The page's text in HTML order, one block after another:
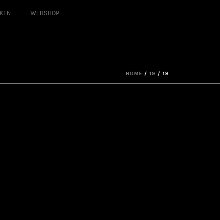
WEBSHOP
HOME / 19 / 19